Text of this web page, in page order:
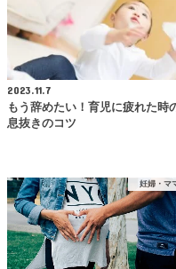
2023.11.7
もう辞めたい！育児に疲れた時
息抜きのコツ
妊婦・マ